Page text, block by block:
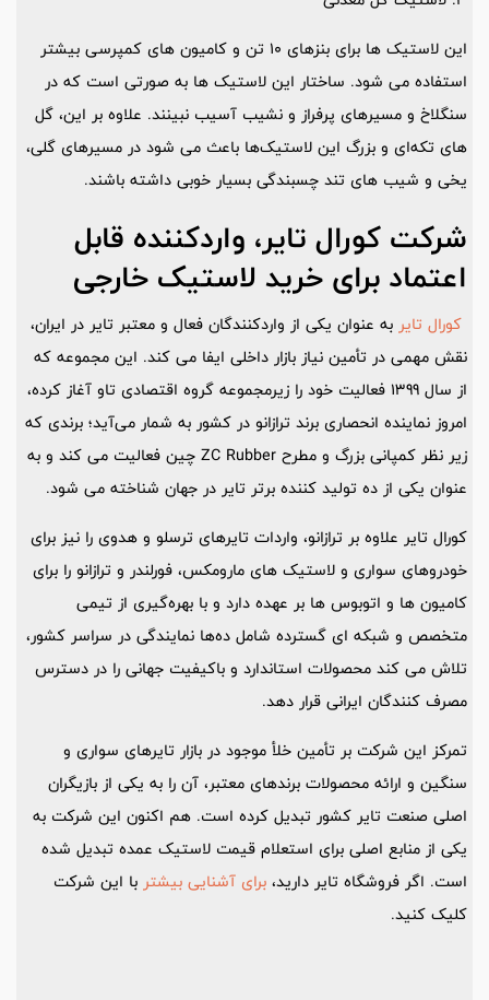
این لاستیک ها برای بنزهای 10 تن و کامیون های کمپرسی بیشتر
استفاده می شود. ساختار این لاستیک ها به صورتی است که در
سنگلاخ و مسیرهای پرفراز و نشیب آسیب نبینند. علاوه بر این، گل
های تکه‌ای و بزرگ این لاستیک‌ها باعث می شود در مسیرهای گلی،
یخی و شیب های تند چسبندگی بسیار خوبی داشته باشند.
شرکت کورال تایر، واردکننده قابل
اعتماد برای خرید لاستیک خارجی
کورال تایر به ‌عنوان یکی از واردکنندگان فعال و معتبر تایر در ایران،
نقش مهمی در تأمین نیاز بازار داخلی ایفا می ‌کند. این مجموعه که
از سال 1399 فعالیت خود را زیرمجموعه گروه اقتصادی تاو آغاز کرده،
امروز نماینده انحصاری برند ترازانو در کشور به شمار می‌آید؛ برندی که
زیر نظر کمپانی بزرگ و مطرح ZC Rubber چین فعالیت می ‌کند و به
‌عنوان یکی از ده تولید کننده برتر تایر در جهان شناخته می‌ شود.
کورال تایر علاوه بر ترازانو، واردات تایرهای ترسلو و هدوی را نیز برای
خودروهای سواری و لاستیک های مارومکس، فورلندر و ترازانو را برای
کامیون ها و اتوبوس ها بر عهده دارد و با بهره‌گیری از تیمی
متخصص و شبکه‌ ای گسترده شامل ده‌ها نمایندگی در سراسر کشور،
تلاش می ‌کند محصولات استاندارد و باکیفیت جهانی را در دسترس
مصرف‌ کنندگان ایرانی قرار دهد.
تمرکز این شرکت بر تأمین خلأ موجود در بازار تایرهای سواری و
سنگین و ارائه محصولات برندهای معتبر، آن را به یکی از بازیگران
اصلی صنعت تایر کشور تبدیل کرده است. هم اکنون این شرکت به
یکی از منابع اصلی برای استعلام قیمت لاستیک عمده تبدیل شده
است. اگر فروشگاه تایر دارید، برای آشنایی بیشتر با این شرکت
کلیک کنید.